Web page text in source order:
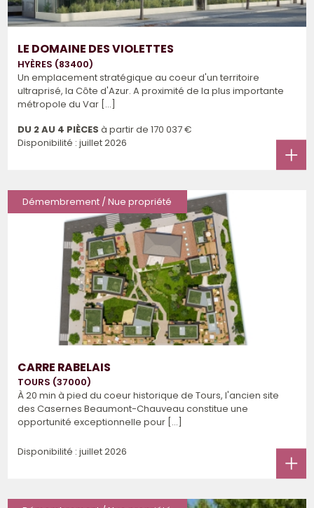
LE DOMAINE DES VIOLETTES
HYÈRES (83400)
Un emplacement stratégique au coeur d'un territoire
ultraprisé, la Côte d'Azur. A proximité de la plus importante
métropole du Var [...]
DU 2 AU 4 PIÈCES à partir de 170 037 €
Disponibilité : juillet 2026
Démembrement / Nue propriété
CARRE RABELAIS
TOURS (37000)
À 20 min à pied du coeur historique de Tours, l'ancien site
des Casernes Beaumont-Chauveau constitue une
opportunité exceptionnelle pour [...]
Disponibilité : juillet 2026